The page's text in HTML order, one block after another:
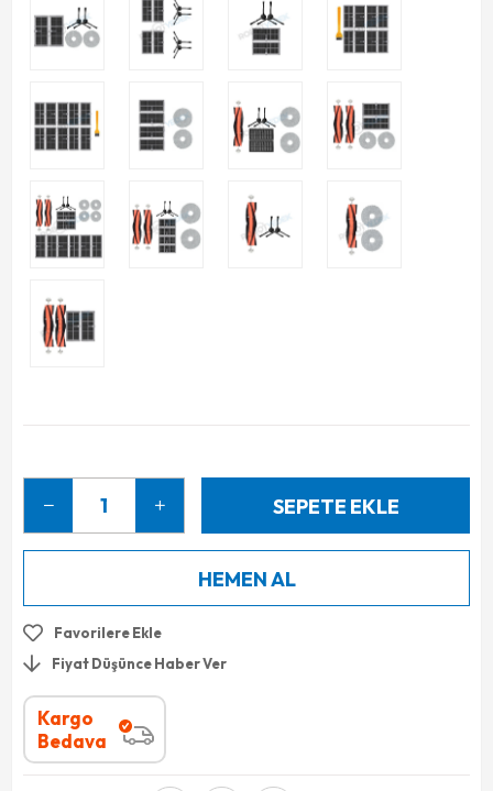
Favorilere Ekle
Fiyat Düşünce Haber Ver
Kargo
Bedava